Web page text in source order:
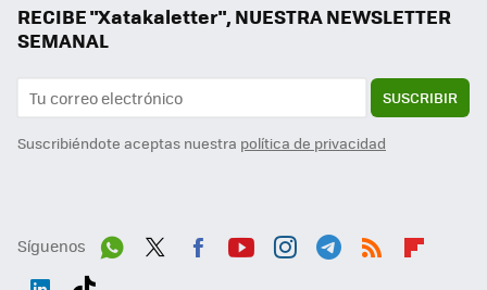
RECIBE "Xatakaletter", NUESTRA NEWSLETTER
SEMANAL
SUSCRIBIR
Suscribiéndote aceptas nuestra política de privacidad
Síguenos